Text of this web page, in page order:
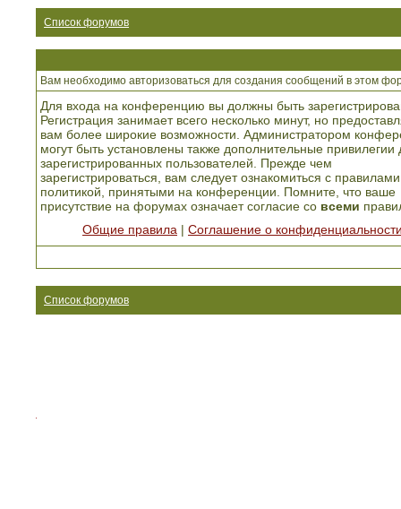
Список форумов
Вам необходимо авторизоваться для создания сообщений в этом
Для входа на конференцию вы должны быть
Регистрация занимает всего несколько минут, но
вам более широкие возможности. Администратором
могут быть установлены также дополнительные привилегии
зарегистрированных пользователей. Прежде чем
зарегистрироваться, вам следует ознакомиться с
политикой, принятыми на конференции. Помните, что ваше
присутствие на форумах означает согласие со всеми
Общие правила
Соглашение о
Список форумов